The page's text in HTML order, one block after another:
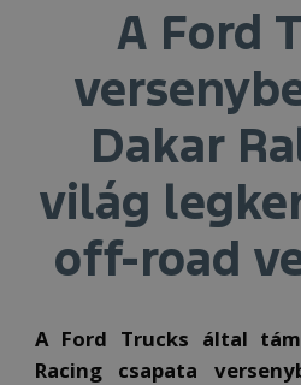
A Ford
Dakar
világ
off-road
A Ford Trucks által
Racing csapata